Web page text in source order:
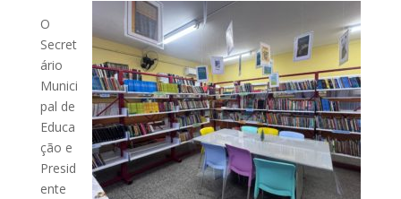
O
Secret
ário
Munici
pal de
Educa
ção e
Presid
ente